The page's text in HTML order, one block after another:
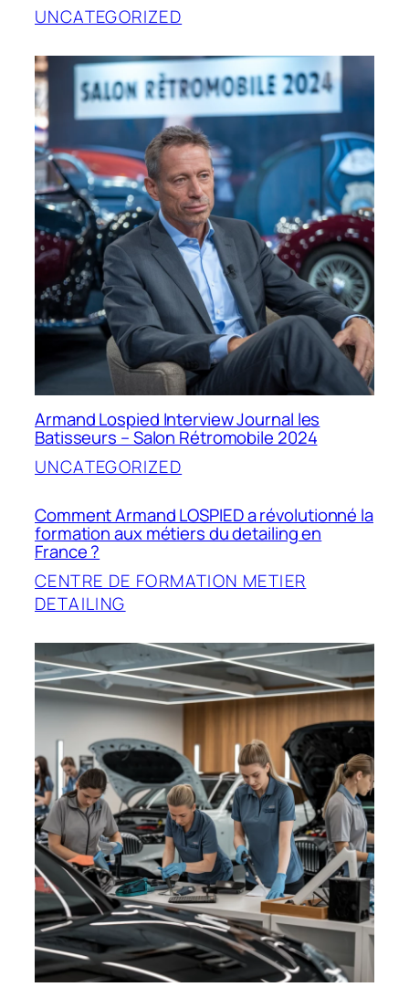
UNCATEGORIZED
Armand Lospied Interview Journal les
Batisseurs – Salon Rétromobile 2024
UNCATEGORIZED
Comment Armand LOSPIED a révolutionné la
formation aux métiers du detailing en
France ?
CENTRE DE FORMATION METIER
DETAILING